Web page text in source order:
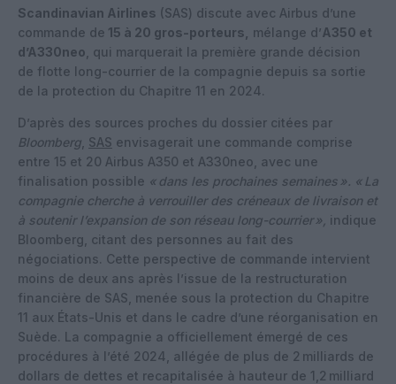
Scandinavian Airlines (SAS) discute avec Airbus d’une
commande de 15 à 20 gros-porteurs, mélange d’A350 et
d’A330neo , qui marquerait la première grande décision
de flotte long-courrier de la compagnie depuis sa sortie
de la protection du Chapitre 11 en 2024.
D’après des sources proches du dossier citées par
Bloomberg SAS envisagerait une commande comprise
entre 15 et 20 Airbus A350 et A330neo, avec une
finalisation possible « dans les prochaines semaines ». « La
compagnie cherche à verrouiller des créneaux de livraison et
à soutenir l’expansion de son réseau long-courrier », indique
Bloomberg, citant des personnes au fait des
négociations. Cette perspective de commande intervient
moins de deux ans après l’issue de la restructuration
financière de SAS, menée sous la protection du Chapitre
11 aux États-Unis et dans le cadre d’une réorganisation en
Suède. La compagnie a officiellement émergé de ces
procédures à l’été 2024, allégée de plus de 2 milliards de
dollars de dettes et recapitalisée à hauteur de 1,2 milliard